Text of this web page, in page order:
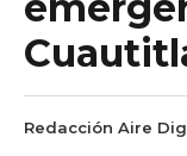
Redacción Aire